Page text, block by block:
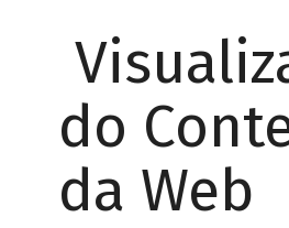
do
da Web